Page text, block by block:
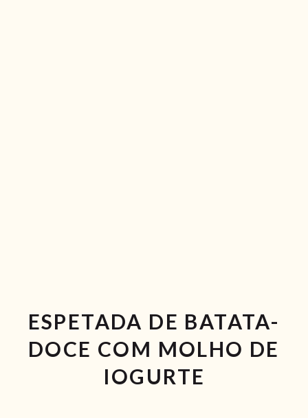
ESPETADA DE BATATA-
DOCE COM MOLHO DE
IOGURTE